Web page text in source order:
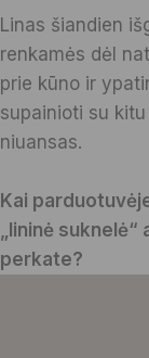
Linas šiandien
renkamės dėl
prie kūno ir
supainioti su
niuansas.
Kai
„lininė suknelė“
perkate?